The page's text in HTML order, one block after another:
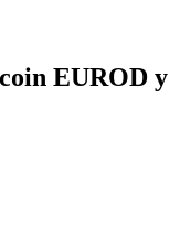
EUROD y